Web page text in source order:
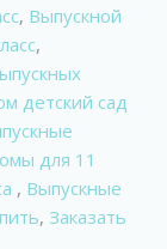
, Выпускной
,
детский сад
для 11
, Выпускные
, Заказать